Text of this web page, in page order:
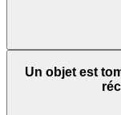
Un objet est